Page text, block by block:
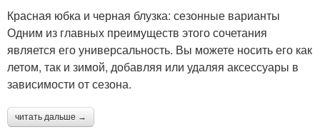
Красная юбка и черная блузка: сезонные варианты
Одним из главных преимуществ этого сочетания
является его универсальность. Вы можете носить его как
летом, так и зимой, добавляя или удаляя аксессуары в
зависимости от сезона.
читать дальше →